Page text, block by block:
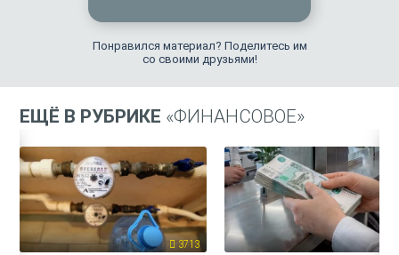
Понравился материал? Поделитесь им
со своими друзьями!
ЕЩЁ В РУБРИКЕ «ФИНАНСОВОЕ»
3713